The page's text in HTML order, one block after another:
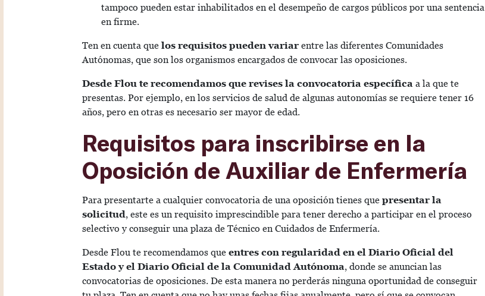
tampoco pueden estar inhabilitados en el desempeño de cargos públicos por una sentencia
en firme.
Ten en cuenta que los requisitos pueden variar entre las diferentes Comunidades
Autónomas, que son los organismos encargados de convocar las oposiciones.
Desde Flou te recomendamos que revises la convocatoria específica a la que te
presentas. Por ejemplo, en los servicios de salud de algunas autonomías se requiere tener 16
años, pero en otras es necesario ser mayor de edad.
Requisitos para inscribirse en la
Oposición de Auxiliar de Enfermería
Para presentarte a cualquier convocatoria de una oposición tienes que presentar la
solicitud, este es un requisito imprescindible para tener derecho a participar en el proceso
selectivo y conseguir una plaza de Técnico en Cuidados de Enfermería.
Desde Flou te recomendamos que entres con regularidad en el Diario Oficial del
Estado y el Diario Oficial de la Comunidad Autónoma, donde se anuncian las
convocatorias de oposiciones. De esta manera no perderás ninguna oportunidad de conseguir